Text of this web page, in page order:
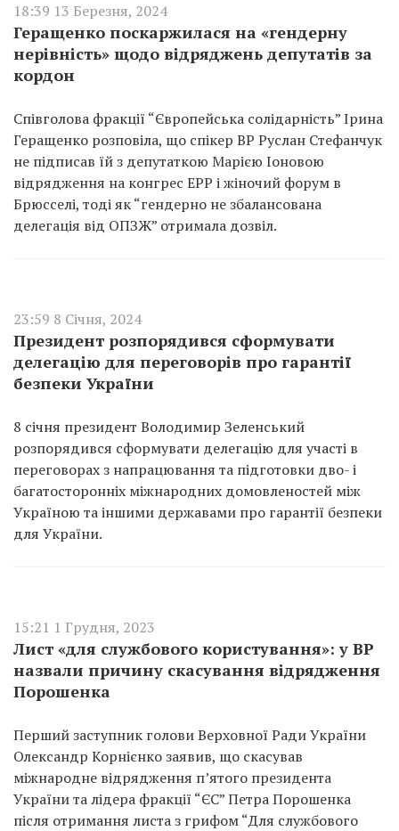
18:39 13 Березня, 2024
Геращенко поскаржилася на «гендерну
нерівність» щодо відряджень депутатів за
кордон
Співголова фракції “Європейська солідарність” Ірина
Геращенко розповіла, що спікер ВР Руслан Стефанчук
не підписав їй з депутаткою Марією Іоновою
відрядження на конгрес ЕРР і жіночий форум в
Брюсселі, тоді як “гендерно не збалансована
делегація від ОПЗЖ” отримала дозвіл.
23:59 8 Січня, 2024
Президент розпорядився сформувати
делегацію для переговорів про гарантії
безпеки України
8 січня президент Володимир Зеленський
розпорядився сформувати делегацію для участі в
переговорах з напрацювання та підготовки дво- і
багатосторонніх міжнародних домовленостей між
Україною та іншими державами про гарантії безпеки
для України.
15:21 1 Грудня, 2023
Лист «для службового користування»: у ВР
назвали причину скасування відрядження
Порошенка
Перший заступник голови Верховної Ради України
Олександр Корнієнко заявив, що скасував
міжнародне відрядження п’ятого президента
України та лідера фракції “ЄС” Петра Порошенка
після отримання листа з грифом “Для службового